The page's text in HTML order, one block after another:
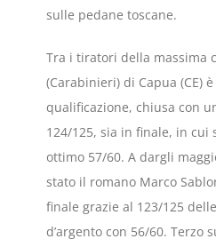
sulle pedane toscane.
Tra i tiratori della massima
(Carabinieri) di Capua (CE)
qualificazione, chiusa con
124/125, sia in finale, in cui
ottimo 57/60. A dargli
stato il romano Marco
finale grazie al 123/125
d’argento con 56/60. Terzo